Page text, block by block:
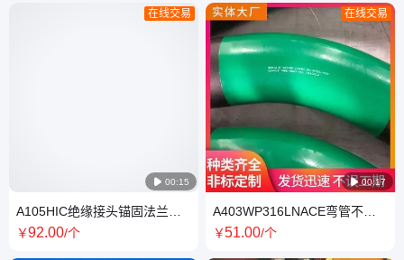
 00:15
在线交易
A105HIC绝缘接头锚固法兰厂
家 锻造等级III 耐腐蚀性能
￥92.00/个
 00:17
在线交易
A403WP316LNACE弯管不锈
钢抗硫弯头管件优质商家
￥51.00/个